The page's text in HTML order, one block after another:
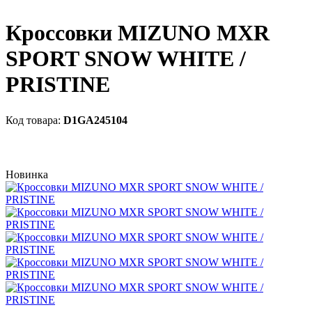
Кроссовки MIZUNO MXR
SPORT SNOW WHITE /
PRISTINE
D1GA245104
Новинка